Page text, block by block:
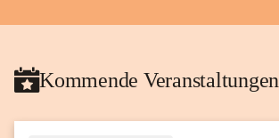
Kommende Veranstaltungen